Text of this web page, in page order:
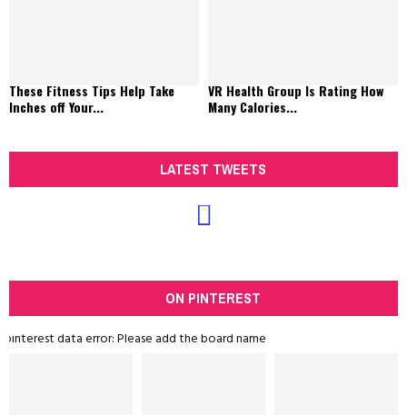
These Fitness Tips Help Take
Inches off Your...
VR Health Group Is Rating How
Many Calories...
LATEST TWEETS
ON PINTEREST
pinterest data error: Please add the board name